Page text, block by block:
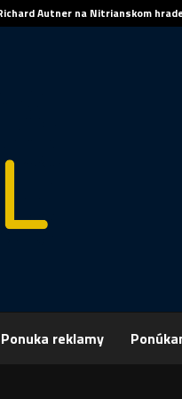
Autner na Nitrianskom
Ponuka reklamy
Archív Publicistika REGIÓN: